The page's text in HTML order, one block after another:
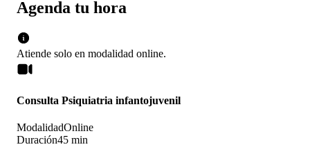
Agenda tu hora
Atiende solo en modalidad online.
Consulta Psiquiatria infantojuvenil
ModalidadOnline
Duración45 min